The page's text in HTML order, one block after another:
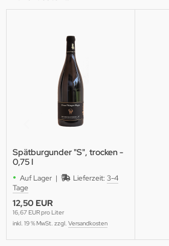
Spätburgunder "S", trocken -
0,75 l
• Auf Lager | Lieferzeit: 3-4
Tage
12,50 EUR
16,67 EUR pro Liter
inkl. 19 % MwSt. zzgl. Versandkosten